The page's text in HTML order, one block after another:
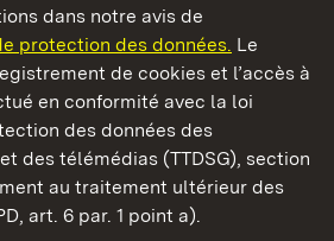
dans notre avis de
protection des données. Le
de cookies et l’accès à
en conformité avec la loi
des données des
des télémédias (TTDSG), section
au traitement ultérieur des
art. 6 par. 1 point a).
du Bade-Wurtemberg
FAQ et réponsesMentions légales
Seiten)